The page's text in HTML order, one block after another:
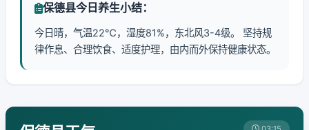
保德县今日养生小结：
今日晴，气温22℃，湿度81%，东北风3-4级。 坚持规
律作息、合理饮食、适度护理，由内而外保持健康状态。